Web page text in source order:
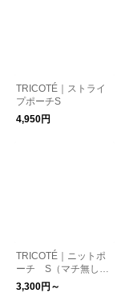
TRICOTÉ｜ストライ
プポーチS
4,950円
TRICOTÉ｜ニットポ
ーチ S（マチ無し）
/ M（マチ付き）
3,300円～